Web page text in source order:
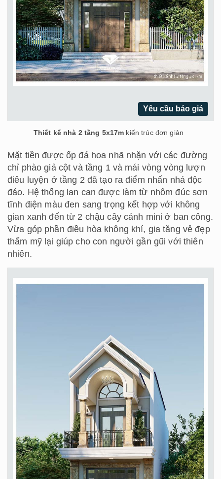
Yêu cầu báo giá
Thiết kế nhà 2 tầng 5x17m kiến trúc đơn giản
Mặt tiền được ốp đá hoa nhã nhặn với các đường
chỉ phào giả cột và tầng 1 và mái vòng vòng lượn
điêu luyện ở tầng 2 đã tạo ra điểm nhấn nhá độc
đáo. Hệ thống lan can được làm từ nhôm đúc sơn
tĩnh điện màu đen sang trọng kết hợp với không
gian xanh đến từ 2 chậu cây cảnh mini ở ban công.
Vừa góp phần điều hòa không khí, gia tăng vẻ đẹp
thẩm mỹ lại giúp cho con người gần gũi với thiên
nhiên.